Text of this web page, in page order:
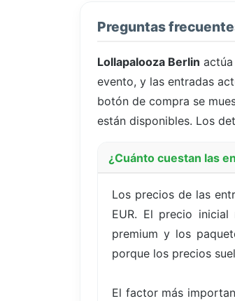
Preguntas
Lollapalooza Berlin
evento, y las entradas
botón de compra se
están disponibles. Los
¿Cuánto cuestan las
Los precios de las
EUR. El precio
premium y los
porque los precios
El factor más